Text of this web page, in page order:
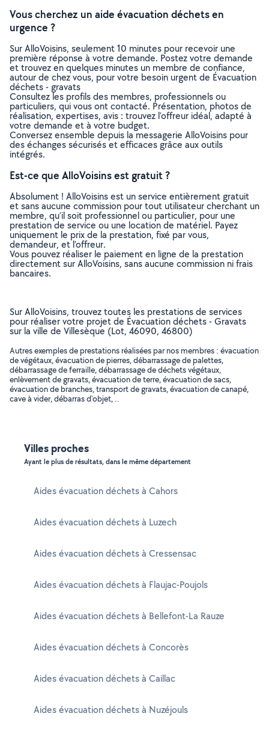
Vous cherchez un aide évacuation déchets en
urgence ?
Sur AlloVoisins, seulement 10 minutes pour recevoir une
première réponse à votre demande. Postez votre demande
et trouvez en quelques minutes un membre de confiance,
autour de chez vous, pour votre besoin urgent de Évacuation
déchets - gravats
Consultez les profils des membres, professionnels ou
particuliers, qui vous ont contacté. Présentation, photos de
réalisation, expertises, avis : trouvez l'offreur idéal, adapté à
votre demande et à votre budget.
Conversez ensemble depuis la messagerie AlloVoisins pour
des échanges sécurisés et efficaces grâce aux outils
intégrés.
Est-ce que AlloVoisins est gratuit ?
Absolument ! AlloVoisins est un service entièrement gratuit
et sans aucune commission pour tout utilisateur cherchant un
membre, qu’il soit professionnel ou particulier, pour une
prestation de service ou une location de matériel. Payez
uniquement le prix de la prestation, fixé par vous,
demandeur, et l’offreur.
Vous pouvez réaliser le paiement en ligne de la prestation
directement sur AlloVoisins, sans aucune commission ni frais
bancaires.
Sur AlloVoisins, trouvez toutes les prestations de services
pour réaliser votre projet de Évacuation déchets - Gravats
sur la ville de Villesèque (Lot, 46090, 46800)
Autres exemples de prestations réalisées par nos membres : évacuation
de végétaux, évacuation de pierres, débarrassage de palettes,
débarrassage de ferraille, débarrassage de déchets végétaux,
enlèvement de gravats, évacuation de terre, évacuation de sacs,
évacuation de branches, transport de gravats, évacuation de canapé,
cave à vider, débarras d'objet, ..
Villes proches
Ayant le plus de résultats, dans le même département
Aides évacuation déchets à Cahors
Aides évacuation déchets à Luzech
Aides évacuation déchets à Cressensac
Aides évacuation déchets à Flaujac-Poujols
Aides évacuation déchets à Bellefont-La Rauze
Aides évacuation déchets à Concorès
Aides évacuation déchets à Caillac
Aides évacuation déchets à Nuzéjouls